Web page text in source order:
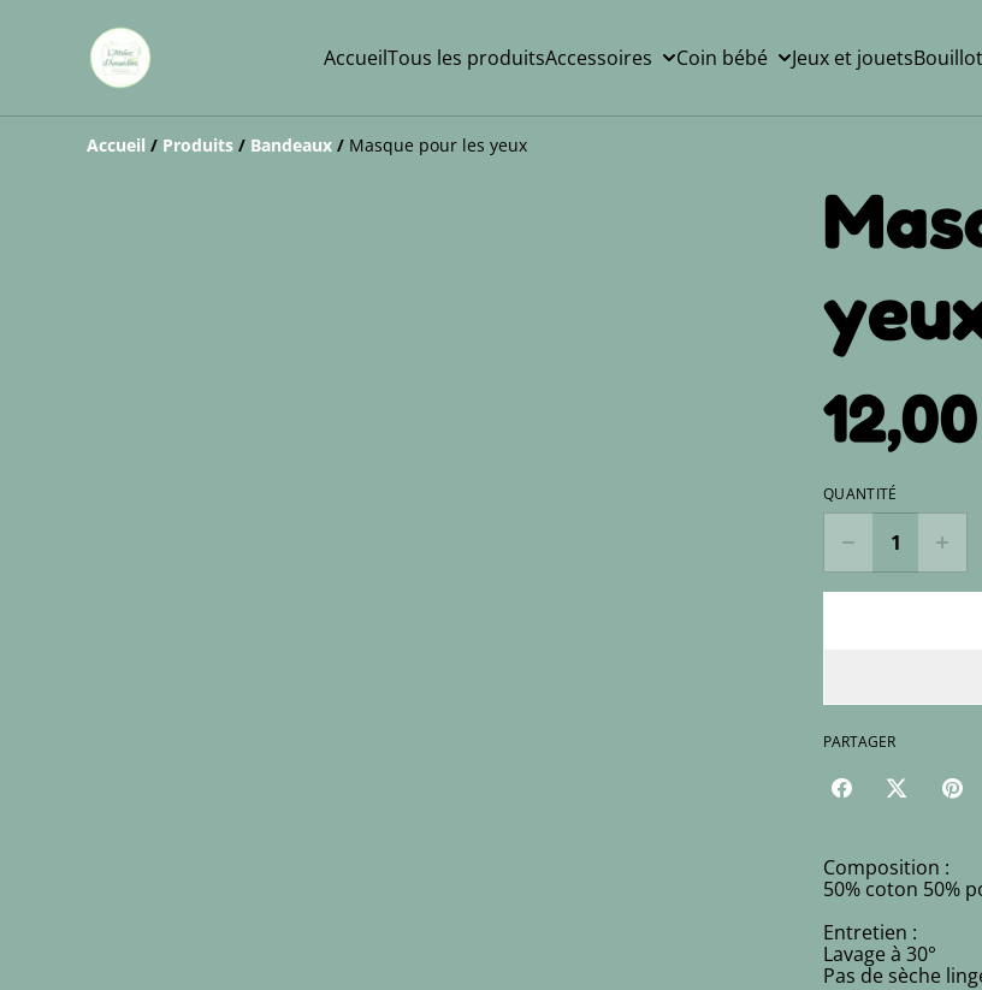
AccueilTous les produitsAccessoires Coin bébé Jeux et jouets
Accueil / Produits / Bandeaux / Masque pour les yeux
QUANTITÉ
PARTAGER
Composition :
50% coton 50%
Entretien :
Lavage à 30°
Pas de sèche